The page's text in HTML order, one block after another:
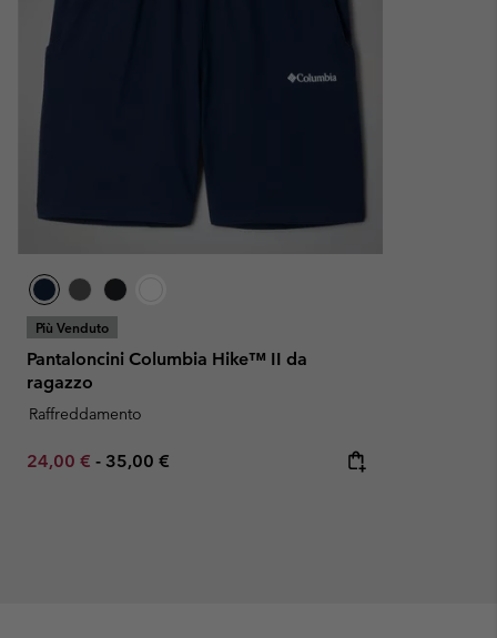
Più Venduto
Pantaloncini Columbia Hike™ II da
ragazzo
Raffreddamento
Minimum sale price:
24,00 € - Maximum price:
35,00 €